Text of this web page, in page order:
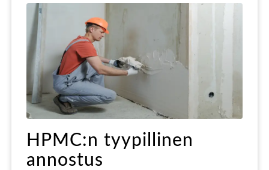
HPMC:n tyypillinen
annostus